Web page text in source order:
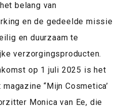
belang van
en de gedeelde missie
en duurzaam te
verzorgingsproducten.
op 1 juli 2025 is het
“Mijn Cosmetica’
Monica van Ee, die